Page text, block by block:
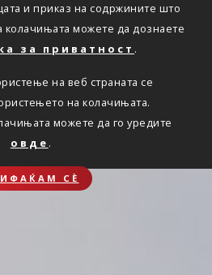
и приказ на содржините што
колачињата можете да дознаете
за приватност .
на веб страната се
на колачињата.
можете да го уредите
овде .
СЀ